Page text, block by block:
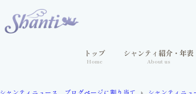
トップ
Home
シャンティ紹介・年表
About us